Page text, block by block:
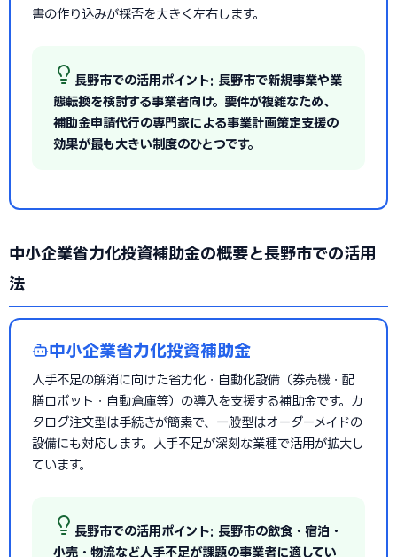
書の作り込みが採否を大きく左右します。
長野市での活用ポイント: 長野市で新規事業や業
態転換を検討する事業者向け。要件が複雑なため、
補助金申請代行の専門家による事業計画策定支援の
効果が最も大きい制度のひとつです。
中小企業省力化投資補助金の概要と長野市での活用
法
中小企業省力化投資補助金
人手不足の解消に向けた省力化・自動化設備（券売機・配
膳ロボット・自動倉庫等）の導入を支援する補助金です。カ
タログ注文型は手続きが簡素で、一般型はオーダーメイドの
設備にも対応します。人手不足が深刻な業種で活用が拡大し
ています。
長野市での活用ポイント: 長野市の飲食・宿泊・
小売・物流など人手不足が課題の事業者に適してい